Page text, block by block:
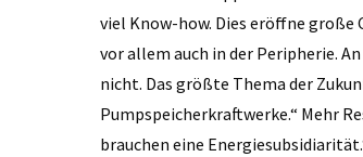
viel Know-how. Dies eröffne
vor allem auch in der Peripherie.
nicht. Das größte Thema der
Pumpspeicherkraftwerke.“ Mehr
brauchen eine